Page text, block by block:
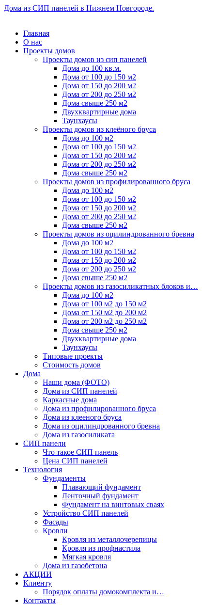
Дома из СИП панелей в Нижнем Новгороде.
Главная
О нас
Проекты домов
Проекты домов из сип панелей
Дома до 100 кв.м.
Дома от 100 до 150 м2
Дома от 150 до 200 м2
Дома от 200 до 250 м2
Дома свыше 250 м2
Двухквартирные дома
Таунхаусы
Проекты домов из клеёного бруса
Дома до 100 м2
Дома от 100 до 150 м2
Дома от 150 до 200 м2
Дома от 200 до 250 м2
Дома свыше 250 м2
Проекты домов из профилированного бруса
Дома до 100 м2
Дома от 100 до 150 м2
Дома от 150 до 200 м2
Дома от 200 до 250 м2
Дома свыше 250 м2
Проекты домов из оцилиндрованного бревна
Дома до 100 м2
Дома от 100 до 150 м2
Дома от 150 до 200 м2
Дома от 200 до 250 м2
Дома свыше 250 м2
Проекты домов из газосиликатных блоков и…
Дома до 100 м2
Дома от 100 м2 до 150 м2
Дома от 150 м2 до 200 м2
Дома от 200 м2 до 250 м2
Дома свыше 250 м2
Двухквартирные дома
Таунхаусы
Типовые проекты
Стоимость домов
Дома
Наши дома (ФОТО)
Дома из СИП панелей
Каркасные дома
Дома из профилированного бруса
Дома из клееного бруса
Дома из оцилиндрованного бревна
Дома из газосиликата
СИП панели
Что такое СИП панель
Цена СИП панелей
Технология
Фундаменты
Плавающий фундамент
Ленточный фундамент
Фундамент на винтовых сваях
Устройство СИП панелей
Фасады
Кровли
Кровля из металлочерепицы
Кровля из профнастила
Мягкая кровля
Дома из газобетона
АКЦИИ
Клиенту
Порядок оплаты домокомплекта и…
Контакты